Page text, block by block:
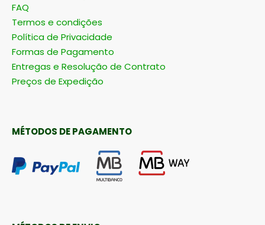
FAQ
Termos e condições
Política de Privacidade
Formas de Pagamento
Entregas e Resolução de Contrato
Preços de Expedição
MÉTODOS DE PAGAMENTO